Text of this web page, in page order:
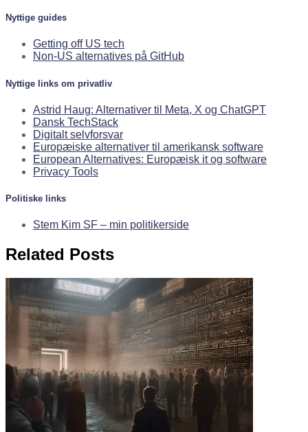
Nyttige guides
Getting off US tech
Non-US alternatives på GitHub
Nyttige links om privatliv
Astrid Haug: Alternativer til Meta, X og ChatGPT
Dansk TechStack
Digitalt selvforsvar
Europæiske alternativer til amerikansk software
European Alternatives: Europæisk it og software
Privacy Tools
Politiske links
Stem Kim SF – min politikerside
Related Posts